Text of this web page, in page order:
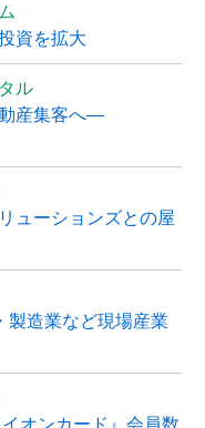
資を拡大
ル
産集客へ―
ューションズとの屋
製造業など現場産業
オンカード』会員数